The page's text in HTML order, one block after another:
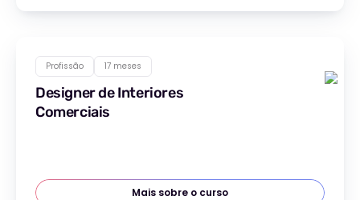
Profissão 17 meses
Designer de Interiores
Comerciais
Mais sobre o curso